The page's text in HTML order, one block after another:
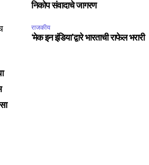
निकोप संवादाचे जागरण
राजकीय
‘मेक इन इंडिया’द्वारे भारताची राफेल भरारी